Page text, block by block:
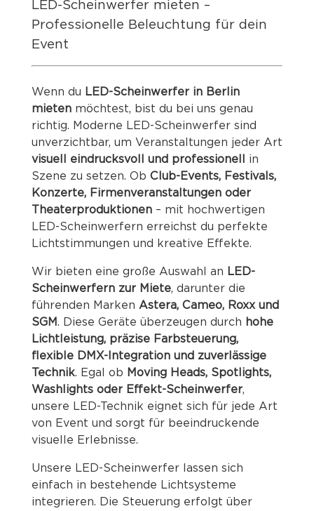
LED-Scheinwerfer mieten –
Professionelle Beleuchtung für dein
Event
Wenn du LED-Scheinwerfer in Berlin
mietenmöchtest, bist du bei uns genau
richtig. Moderne LED-Scheinwerfer sind
unverzichtbar, um Veranstaltungen jeder Art
visuell eindrucksvoll und professionell in
Szene zu setzen. Ob Club-Events, Festivals,
Konzerte, Firmenveranstaltungen oder
Theaterproduktionen– mit hochwertigen
LED-Scheinwerfern erreichst du perfekte
Lichtstimmungen und kreative Effekte.
Wir bieten eine große Auswahl an LED-
Scheinwerfern zur Miete, darunter die
führenden Marken Astera, Cameo, Roxx und
SGM. Diese Geräte überzeugen durch hohe
Lichtleistung, präzise Farbsteuerung,
flexible DMX-Integration und zuverlässige
Technik. Egal ob Moving Heads, Spotlights,
Washlights oder Effekt-Scheinwerfer,
unsere LED-Technik eignet sich für jede Art
von Event und sorgt für beeindruckende
visuelle Erlebnisse.
Unsere LED-Scheinwerfer lassen sich
einfach in bestehende Lichtsysteme
integrieren. Die Steuerung erfolgt über